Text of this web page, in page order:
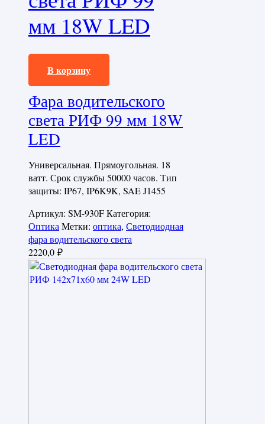
мм 18W LED
2220,0₽
В корзину
Фара водительского
света РИФ 99 мм 18W
LED
Универсальная. Прямоугольная. 18
ватт. Срок службы 50000 часов. Тип
защиты: IP67, IP6K9K, SAE J1455
Артикул: SM-930FКатегория:
Оптика Метки: оптика, Светодиодная
фара водительского света
2220,0 ₽